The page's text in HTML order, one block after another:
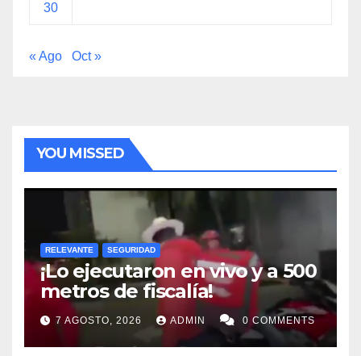
30
« Ago Oct »
YOU MISSED
RELEVANTE SEGURIDAD
¡Lo ejecutaron en vivo y a 500
metros de fiscalía!
7 AGOSTO, 2026 ADMIN 0 COMMENTS